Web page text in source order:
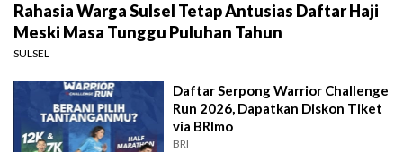
Rahasia Warga Sulsel Tetap Antusias Daftar Haji
Meski Masa Tunggu Puluhan Tahun
SULSEL
Daftar Serpong Warrior Challenge
Run 2026, Dapatkan Diskon Tiket
via BRImo
BRI